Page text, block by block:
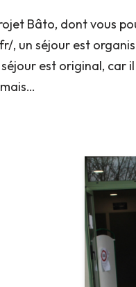
Bâto, dont vous
, un séjour est
est original, car
mais…